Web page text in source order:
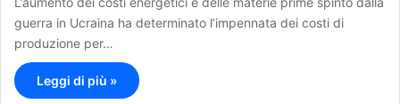
guerra in Ucraina ha determinato l’impennata dei costi di
produzione per…
Leggi di più »